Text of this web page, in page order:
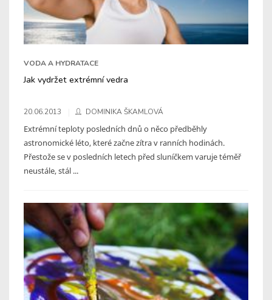
VODA A HYDRATACE
Jak vydržet extrémní vedra
20.06.2013 DOMINIKA ŠKAMLOVÁ
Extrémní teploty posledních dnů o něco předběhly
astronomické léto, které začne zítra v ranních hodinách.
Přestože se v posledních letech před sluníčkem varuje téměř
neustále, stál ...